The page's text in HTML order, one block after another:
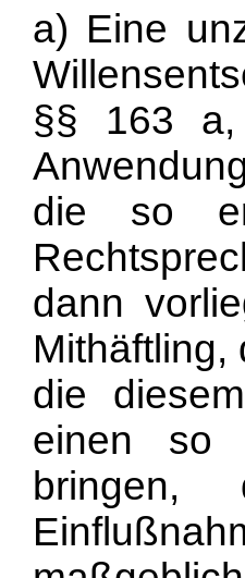
a) Eine
§§ 163
die so
dann
Mithäftling,
die
einen so